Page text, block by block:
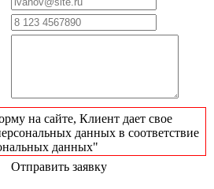
на сайте, Клиент дает свое
данных в соответствие
данных"
Отправить заявку